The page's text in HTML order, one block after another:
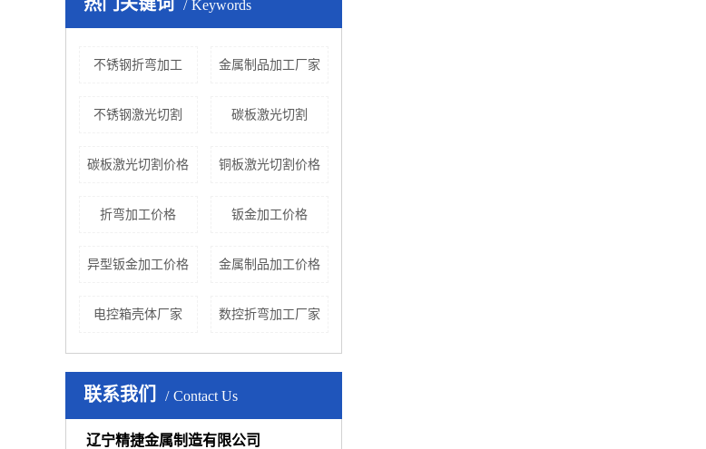
Keywords
不锈钢折弯加工 金属制品加工厂家
不锈钢激光切割 碳板激光切割
碳板激光切割价格 铜板激光切割价格
折弯加工价格 钣金加工价格
异型钣金加工价格 金属制品加工价格
电控箱壳体厂家 数控折弯加工厂家
联系我们 Contact Us
辽宁精捷金属制造有限公司